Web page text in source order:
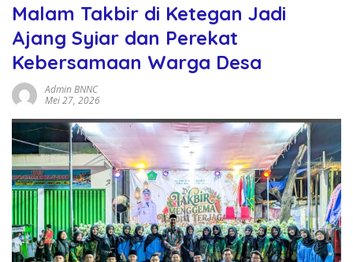
Malam Takbir di Ketegan Jadi
Ajang Syiar dan Perekat
Kebersamaan Warga Desa
Admin BNNC
Mei 27, 2026